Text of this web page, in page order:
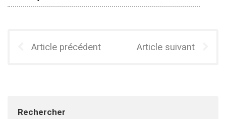
Article précédent Article suivant
Rechercher